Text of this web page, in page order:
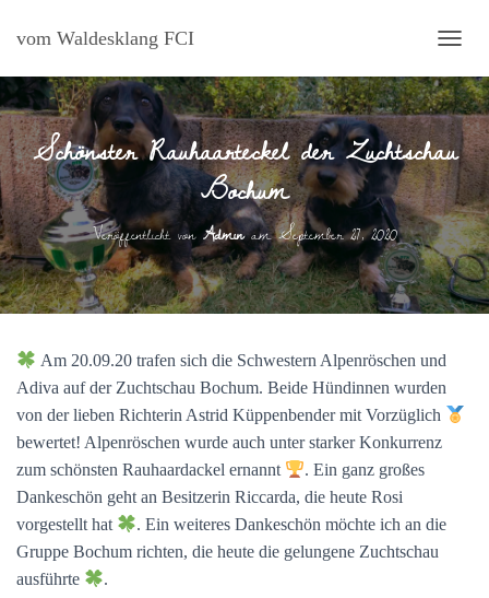
vom Waldesklang FCI
A
V
I
G
A
O
N
U
M
S
T
Schönster Rauhaarteckel der Zuchtschau
Bochum
Veröffentlicht von AdminamSeptember 27, 2020
Am 20.09.20 trafen sich die Schwestern Alpenröschen und
Adiva auf der Zuchtschau Bochum. Beide Hündinnen wurden
von der lieben Richterin Astrid Küppenbender mit Vorzüglich
bewertet! Alpenröschen wurde auch unter starker Konkurrenz
zum schönsten Rauhaardackel ernannt
. Ein ganz großes
Dankeschön geht an Besitzerin Riccarda, die heute Rosi
vorgestellt hat
. Ein weiteres Dankeschön möchte ich an die
Gruppe Bochum richten, die heute die gelungene Zuchtschau
ausführte
.